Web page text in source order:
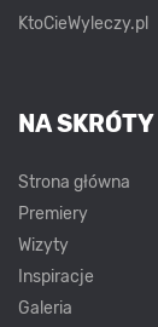
KtoCieWyleczy.pl
NA SKRÓTY
Strona główna
Premiery
Wizyty
Inspiracje
Galeria